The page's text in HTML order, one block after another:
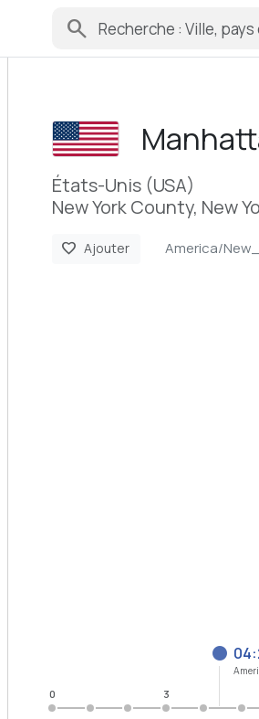
search
États-Unis (USA)
New York County, New
favorite Ajouter America/
0 3